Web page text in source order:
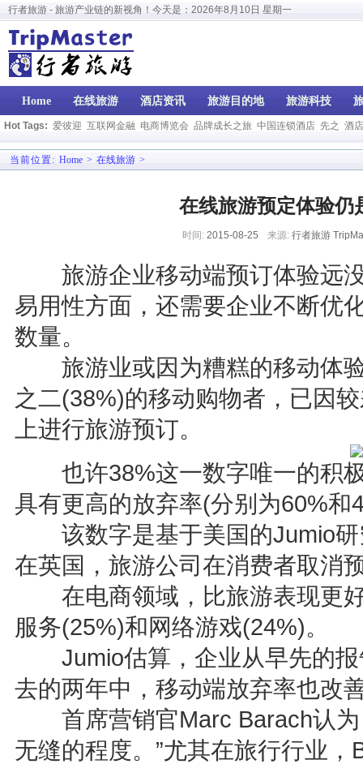
行者旅游 - 旅游产业链的新视角！今天是： 2026年8月10日 星期一
Home 在线旅游 酒店资讯 旅游目的地 旅游科技
Hot Tags: 爱彼迎 互联网金融 电商博览会 品牌成长之旅 中国连锁酒店 先之 酒
当前位置: Home > 在线旅游 >
在线旅游预定体验仍
时间: 2015-08-25 来源: 行者旅游
旅游企业移动端预订体验远没
易用性方面，还需要企业不断优
数量。
旅游业或因为糟糕的移动体验
之二(38%)的移动购物者，已因
上进行旅游预订。
也许38%这一数字唯一的积极
具有更高的放弃率(分别为60%和
该数字是基于美国的Jumio研
在英国，旅游公司在消费者取消
在电商领域，比旅游表现更好
服务(25%)和网络游戏(24%)。
Jumio估算，企业从早先的报
去的两年中，移动端放弃率也改
首席营销官Marc Barach认为
无缝的程度。”尤其在旅行行业